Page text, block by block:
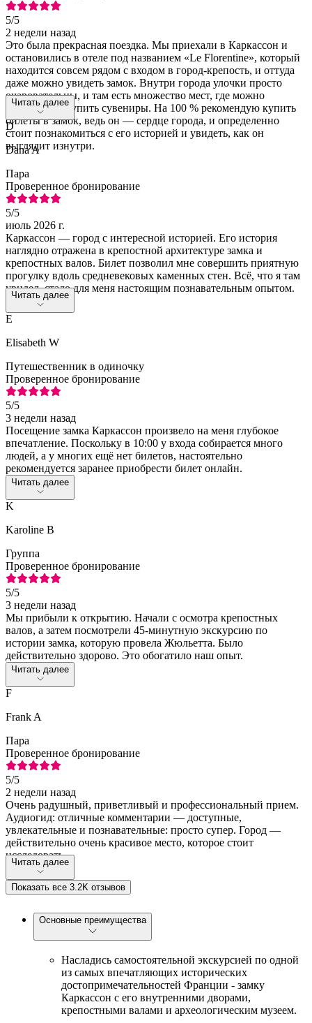
5/5
2 недели назад
Это была прекрасная поездка. Мы приехали в Каркассон и
остановились в отеле под названием «Le Florentine», который
находится совсем рядом с входом в город-крепость, и оттуда
даже можно увидеть замок. Внутри города улочки просто
очаровательны, и там есть множество мест, где можно
пообедать и купить сувениры. На 100 % рекомендую купить
билеты в замок, ведь он — сердце города, и определенно
стоит познакомиться с его историей и увидеть, как он
выглядит изнутри.
Читать далее
D
Dana A
Пара
Проверенное бронирование
5/5
июль 2026 г.
Каркассон — город с интересной историей. Его история
наглядно отражена в крепостной архитектуре замка и
крепостных валов. Билет позволил мне совершить приятную
прогулку вдоль средневековых каменных стен. Всё, что я там
увидел, стало для меня настоящим познавательным опытом.
Читать далее
E
Elisabeth W
Путешественник в одиночку
Проверенное бронирование
5/5
3 недели назад
Посещение замка Каркассон произвело на меня глубокое
впечатление. Поскольку в 10:00 у входа собирается много
людей, а у многих ещё нет билетов, настоятельно
рекомендуется заранее приобрести билет онлайн.
Читать далее
K
Karoline B
Группа
Проверенное бронирование
5/5
3 недели назад
Мы прибыли к открытию. Начали с осмотра крепостных
валов, а затем посмотрели 45-минутную экскурсию по
истории замка, которую провела Жюльетта. Было
действительно здорово. Это обогатило наш опыт.
Читать далее
F
Frank A
Пара
Проверенное бронирование
5/5
2 недели назад
Очень радушный, приветливый и профессиональный прием.
Аудиогид: отличные комментарии — доступные,
увлекательные и познавательные: просто супер. Город —
действительно очень красивое место, которое стоит
исследовать...
Читать далее
Показать все 3.2K отзывов
Основные преимущества
Насладись самостоятельной экскурсией по одной
из самых впечатляющих исторических
достопримечательностей Франции - замку
Каркассон с его внутренними дворами,
крепостными валами и археологическим музеем.